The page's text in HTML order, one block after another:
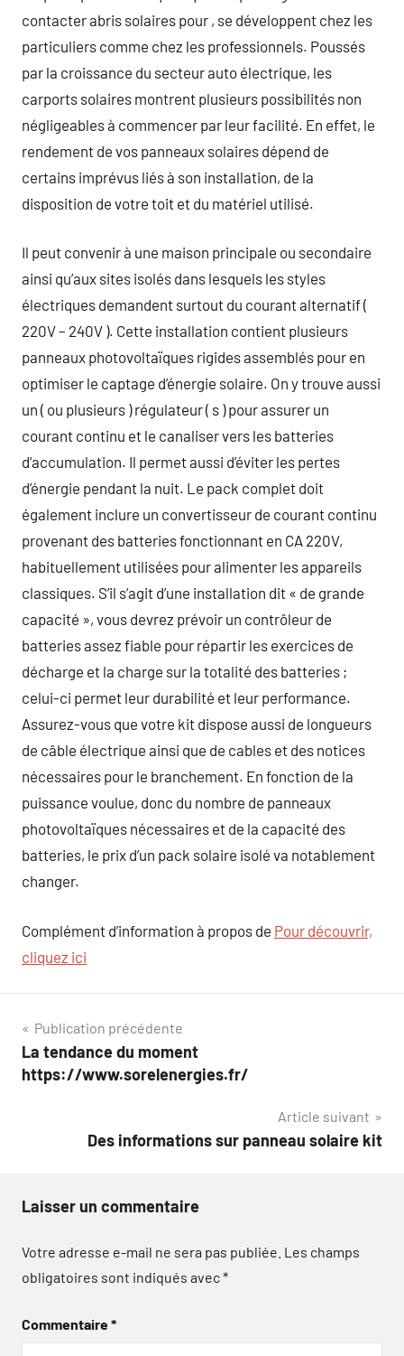
contacter abris solaires pour , se développent chez les
particuliers comme chez les professionnels. Poussés
par la croissance du secteur auto électrique, les
carports solaires montrent plusieurs possibilités non
négligeables à commencer par leur facilité. En effet, le
rendement de vos panneaux solaires dépend de
certains imprévus liés à son installation, de la
disposition de votre toit et du matériel utilisé.
Il peut convenir à une maison principale ou secondaire
ainsi qu’aux sites isolés dans lesquels les styles
électriques demandent surtout du courant alternatif (
220V – 240V ). Cette installation contient plusieurs
panneaux photovoltaïques rigides assemblés pour en
optimiser le captage d’énergie solaire. On y trouve aussi
un ( ou plusieurs ) régulateur ( s ) pour assurer un
courant continu et le canaliser vers les batteries
d’accumulation. Il permet aussi d’éviter les pertes
d’énergie pendant la nuit. Le pack complet doit
également inclure un convertisseur de courant continu
provenant des batteries fonctionnant en CA 220V,
habituellement utilisées pour alimenter les appareils
classiques. S’il s’agit d’une installation dit « de grande
capacité », vous devrez prévoir un contrôleur de
batteries assez fiable pour répartir les exercices de
décharge et la charge sur la totalité des batteries ;
celui-ci permet leur durabilité et leur performance.
Assurez-vous que votre kit dispose aussi de longueurs
de câble électrique ainsi que de cables et des notices
nécessaires pour le branchement. En fonction de la
puissance voulue, donc du nombre de panneaux
photovoltaïques nécessaires et de la capacité des
batteries, le prix d’un pack solaire isolé va notablement
changer.
Complément d’information à propos de Pour découvrir,
cliquez ici
Navigation
de
Publication précédente
La tendance du moment
https://www.sorelenergies.fr/
Article suivant
Des informations sur panneau solaire kit
Laisser un commentaire
Votre adresse e-mail ne sera pas publiée. Les champs
obligatoires sont indiqués avec*
Commentaire*